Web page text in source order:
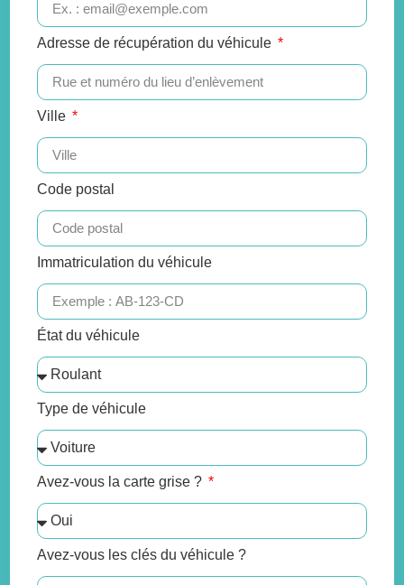
Adresse de récupération du véhicule
Ville
Code postal
Immatriculation du véhicule
État du véhicule
Type de véhicule
Avez-vous la carte grise ?
Avez-vous les clés du véhicule ?